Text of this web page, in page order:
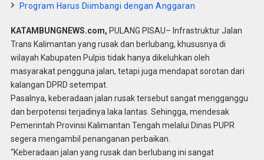
Program Harus Diimbangi dengan Anggaran
KATAMBUNGNEWS.com, PULANG PISAU– Infrastruktur Jalan
Trans Kalimantan yang rusak dan berlubang, khususnya di
wilayah Kabupaten Pulpis tidak hanya dikeluhkan oleh
masyarakat pengguna jalan, tetapi juga mendapat sorotan dari
kalangan DPRD setempat.
Pasalnya, keberadaan jalan rusak tersebut sangat mengganggu
dan berpotensi terjadinya laka lantas. Sehingga, mendesak
Pemerintah Provinsi Kalimantan Tengah melalui Dinas PUPR
segera mengambil penanganan perbaikan.
“Keberadaan jalan yang rusak dan berlubang ini sangat